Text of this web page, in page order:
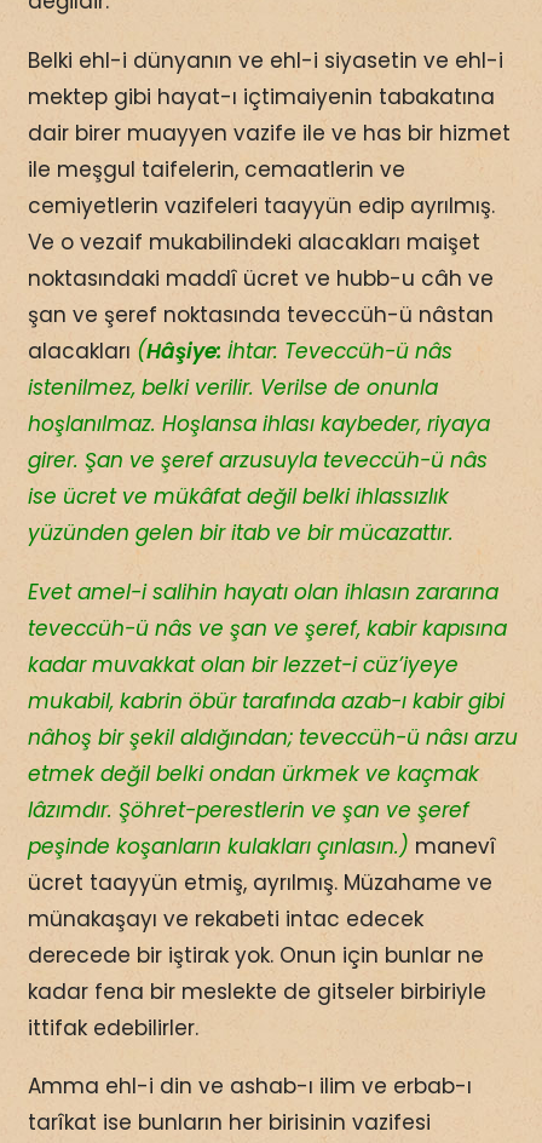
Belki ehl-i dünyanın ve ehl-i siyasetin ve ehl-i
mektep gibi hayat-ı içtimaiyenin tabakatına
dair birer muayyen vazife ile ve has bir hizmet
ile meşgul taifelerin, cemaatlerin ve
cemiyetlerin vazifeleri taayyün edip ayrılmış.
Ve o vezaif mukabilindeki alacakları maişet
noktasındaki maddî ücret ve hubb-u câh ve
şan ve şeref noktasında teveccüh-ü nâstan
alacakları (Hâşiye: İhtar: Teveccüh-ü nâs
istenilmez, belki verilir. Verilse de onunla
hoşlanılmaz. Hoşlansa ihlası kaybeder, riyaya
girer. Şan ve şeref arzusuyla teveccüh-ü nâs
ise ücret ve mükâfat değil belki ihlassızlık
yüzünden gelen bir itab ve bir mücazattır.
Evet amel-i salihin hayatı olan ihlasın zararına
teveccüh-ü nâs ve şan ve şeref, kabir kapısına
kadar muvakkat olan bir lezzet-i cüz’iyeye
mukabil, kabrin öbür tarafında azab-ı kabir gibi
nâhoş bir şekil aldığından; teveccüh-ü nâsı arzu
etmek değil belki ondan ürkmek ve kaçmak
lâzımdır. Şöhret-perestlerin ve şan ve şeref
peşinde koşanların kulakları çınlasın.) manevî
ücret taayyün etmiş, ayrılmış. Müzahame ve
münakaşayı ve rekabeti intac edecek
derecede bir iştirak yok. Onun için bunlar ne
kadar fena bir meslekte de gitseler birbiriyle
ittifak edebilirler.
Amma ehl-i din ve ashab-ı ilim ve erbab-ı
tarîkat ise bunların her birisinin vazifesi